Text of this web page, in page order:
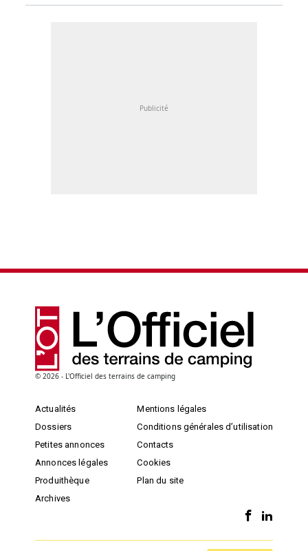
© 2026 - L'Officiel des terrains de camping
Actualités
Dossiers
Petites annonces
Annonces légales
Produithèque
Archives
Mentions légales
Conditions générales d’utilisation
Contacts
Cookies
Plan du site